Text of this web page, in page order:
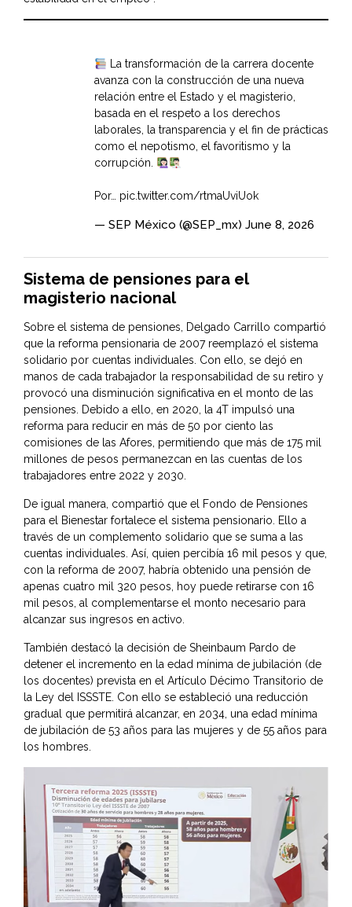
La transformación de la carrera docente
avanza con la construcción de una nueva
relación entre el Estado y el magisterio,
basada en el respeto a los derechos
laborales, la transparencia y el fin de prácticas
como el nepotismo, el favoritismo y la
corrupción.
Por… pic.twitter.com/rtmaUviUok
— SEP México (@SEP_mx) June 8, 2026
Sistema de pensiones para el
magisterio nacional
Sobre el sistema de pensiones, Delgado Carrillo compartió
que la reforma pensionaria de 2007 reemplazó el sistema
solidario por cuentas individuales. Con ello, se dejó en
manos de cada trabajador la responsabilidad de su retiro y
provocó una disminución significativa en el monto de las
pensiones. Debido a ello, en 2020, la 4T impulsó una
reforma para reducir en más de 50 por ciento las
comisiones de las Afores, permitiendo que más de 175 mil
millones de pesos permanezcan en las cuentas de los
trabajadores entre 2022 y 2030.
De igual manera, compartió que el Fondo de Pensiones
para el Bienestar fortalece el sistema pensionario. Ello a
través de un complemento solidario que se suma a las
cuentas individuales. Así, quien percibía 16 mil pesos y que,
con la reforma de 2007, habría obtenido una pensión de
apenas cuatro mil 320 pesos, hoy puede retirarse con 16
mil pesos, al complementarse el monto necesario para
alcanzar sus ingresos en activo.
También destacó la decisión de Sheinbaum Pardo de
detener el incremento en la edad mínima de jubilación (de
los docentes) prevista en el Artículo Décimo Transitorio de
la Ley del ISSSTE. Con ello se estableció una reducción
gradual que permitirá alcanzar, en 2034, una edad mínima
de jubilación de 53 años para las mujeres y de 55 años para
los hombres.